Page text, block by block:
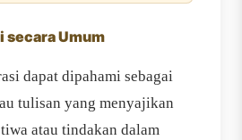
secara Umum
dapat dipahami sebagai
tulisan yang menyajikan
atau tindakan dalam